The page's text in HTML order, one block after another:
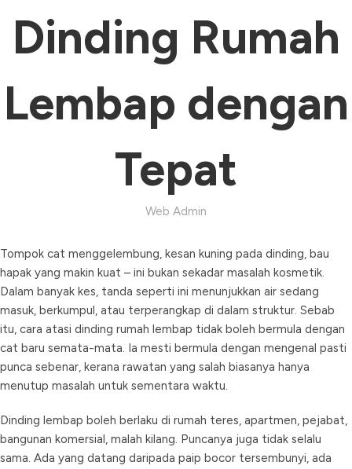
Dinding Rumah
Lembap dengan
Tepat
Web Admin
Tompok cat menggelembung, kesan kuning pada dinding, bau
hapak yang makin kuat – ini bukan sekadar masalah kosmetik.
Dalam banyak kes, tanda seperti ini menunjukkan air sedang
masuk, berkumpul, atau terperangkap di dalam struktur. Sebab
itu, cara atasi dinding rumah lembap tidak boleh bermula dengan
cat baru semata-mata. Ia mesti bermula dengan mengenal pasti
punca sebenar, kerana rawatan yang salah biasanya hanya
menutup masalah untuk sementara waktu.
Dinding lembap boleh berlaku di rumah teres, apartmen, pejabat,
bangunan komersial, malah kilang. Puncanya juga tidak selalu
sama. Ada yang datang daripada paip bocor tersembunyi, ada